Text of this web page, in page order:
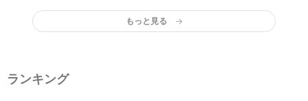
もっと見る
ランキング